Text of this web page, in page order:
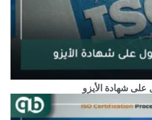
شهادة الأيزو